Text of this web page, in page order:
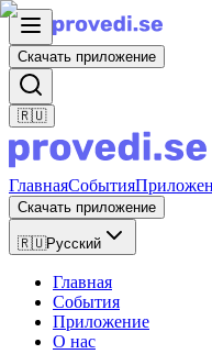
Скачать приложение
🇷🇺
ГлавнаяСобытия
Скачать приложение
🇷🇺Русский
Главная
События
Приложение
О нас